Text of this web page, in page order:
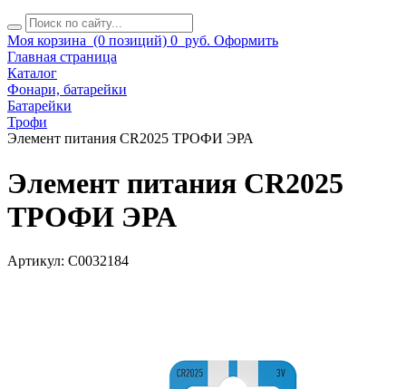
Моя корзина (0 позиций) 0 руб. Оформить
Главная страница
Каталог
Фонари, батарейки
Батарейки
Трофи
Элемент питания CR2025 ТРОФИ ЭРА
Элемент питания CR2025
ТРОФИ ЭРА
Артикул: С0032184